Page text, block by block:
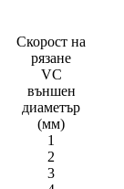
Скорост на
рязане
VC
външен
диаметър
(мм)
1
2
3